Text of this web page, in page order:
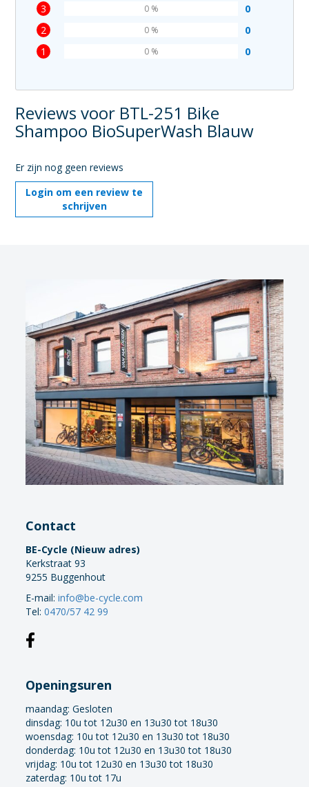
3 0
0 %
2 0
0 %
1 0
0 %
Reviews voor BTL-251 Bike
Shampoo BioSuperWash Blauw
Er zijn nog geen reviews
Login om een review te
schrijven
Contact
BE-Cycle (Nieuw adres)
Kerkstraat 93
9255 Buggenhout
E-mail:info@be-cycle.com
Tel:0470/57 42 99
Openingsuren
maandag:Gesloten
dinsdag: 10u tot 12u30 en 13u30 tot 18u30
woensdag: 10u tot 12u30 en 13u30 tot 18u30
donderdag: 10u tot 12u30 en 13u30 tot 18u30
vrijdag: 10u tot 12u30 en 13u30 tot 18u30
zaterdag: 10u tot 17u